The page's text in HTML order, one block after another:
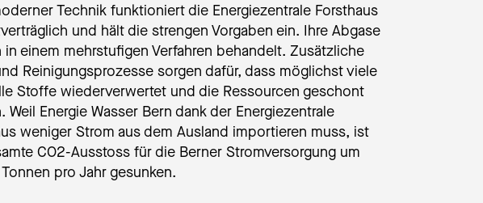
Technik funktioniert die Energiezentrale Forsthaus
und hält die strengen Vorgaben ein. Ihre Abgase
in einem mehrstufigen Verfahren behandelt. Zusätzliche
Reinigungsprozesse sorgen dafür, dass möglichst viele
Stoffe wiederverwertet und die Ressourcen geschont
Weil Energie Wasser Bern dank der Energiezentrale
weniger Strom aus dem Ausland importieren muss, ist
CO2-Ausstoss für die Berner Stromversorgung um
Tonnen pro Jahr gesunken.